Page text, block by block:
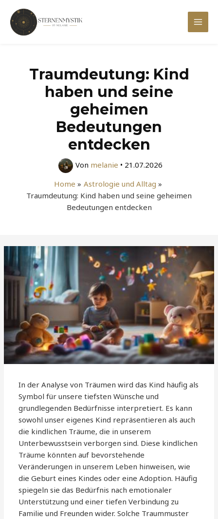
Inhalt
springen
Main
Traumdeutung: Kind
haben und seine
geheimen
Bedeutungen
entdecken
Von melanie • 21.07.2026
Home
Astrologie und Alltag
Traumdeutung: Kind haben und seine geheimen
Bedeutungen entdecken
In der Analyse von Träumen wird das Kind häufig als
Symbol für unsere tiefsten Wünsche und
grundlegenden Bedürfnisse interpretiert. Es kann
sowohl unser eigenes Kind repräsentieren als auch
die kindlichen Träume, die in unserem
Unterbewusstsein verborgen sind. Diese kindlichen
Träume könnten auf bevorstehende
Veränderungen in unserem Leben hinweisen, wie
die Geburt eines Kindes oder eine Adoption. Häufig
spiegeln sie das Bedürfnis nach emotionaler
Unterstützung und einer tiefen Verbindung zu
Familie und Freunden wider. Solche Traummuster